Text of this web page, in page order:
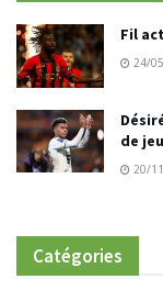
Fil
24/
de
20/
Catégories